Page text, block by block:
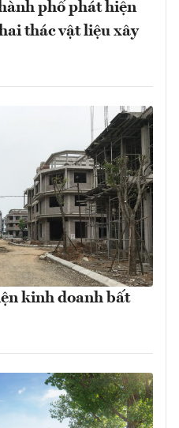
phố phát hiện
thác vật liệu xây
kinh doanh bất